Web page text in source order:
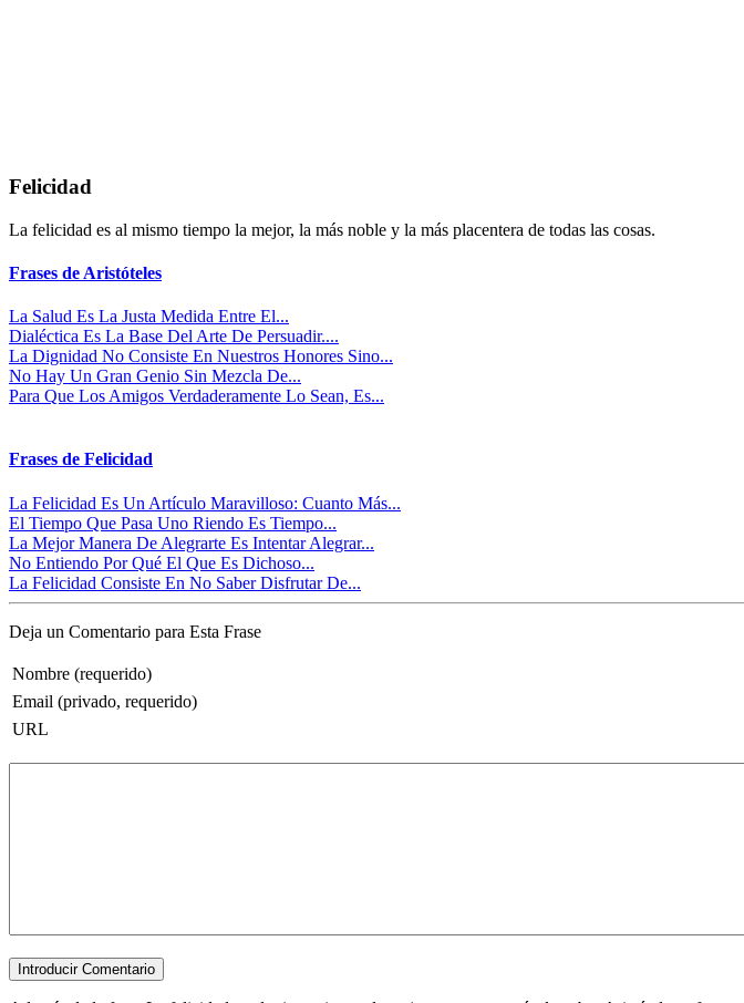
Felicidad
La felicidad es al mismo tiempo la mejor, la más noble y la más placentera de todas las cosas.
Frases de Aristóteles
La Salud Es La Justa Medida Entre El...
Dialéctica Es La Base Del Arte De Persuadir....
La Dignidad No Consiste En Nuestros Honores Sino...
No Hay Un Gran Genio Sin Mezcla De...
Para Que Los Amigos Verdaderamente Lo Sean, Es...
Frases de Felicidad
La Felicidad Es Un Artículo Maravilloso: Cuanto Más...
El Tiempo Que Pasa Uno Riendo Es Tiempo...
La Mejor Manera De Alegrarte Es Intentar Alegrar...
No Entiendo Por Qué El Que Es Dichoso...
La Felicidad Consiste En No Saber Disfrutar De...
Deja un Comentario para Esta Frase
Nombre (requerido)
Email (privado, requerido)
URL